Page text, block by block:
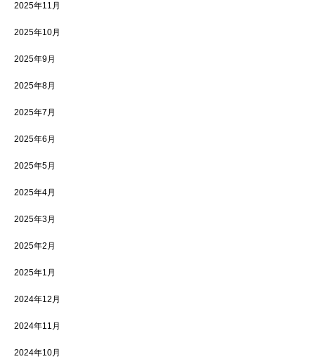
2025年11月
2025年10月
2025年9月
2025年8月
2025年7月
2025年6月
2025年5月
2025年4月
2025年3月
2025年2月
2025年1月
2024年12月
2024年11月
2024年10月